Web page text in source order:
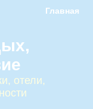
Главная
отели,